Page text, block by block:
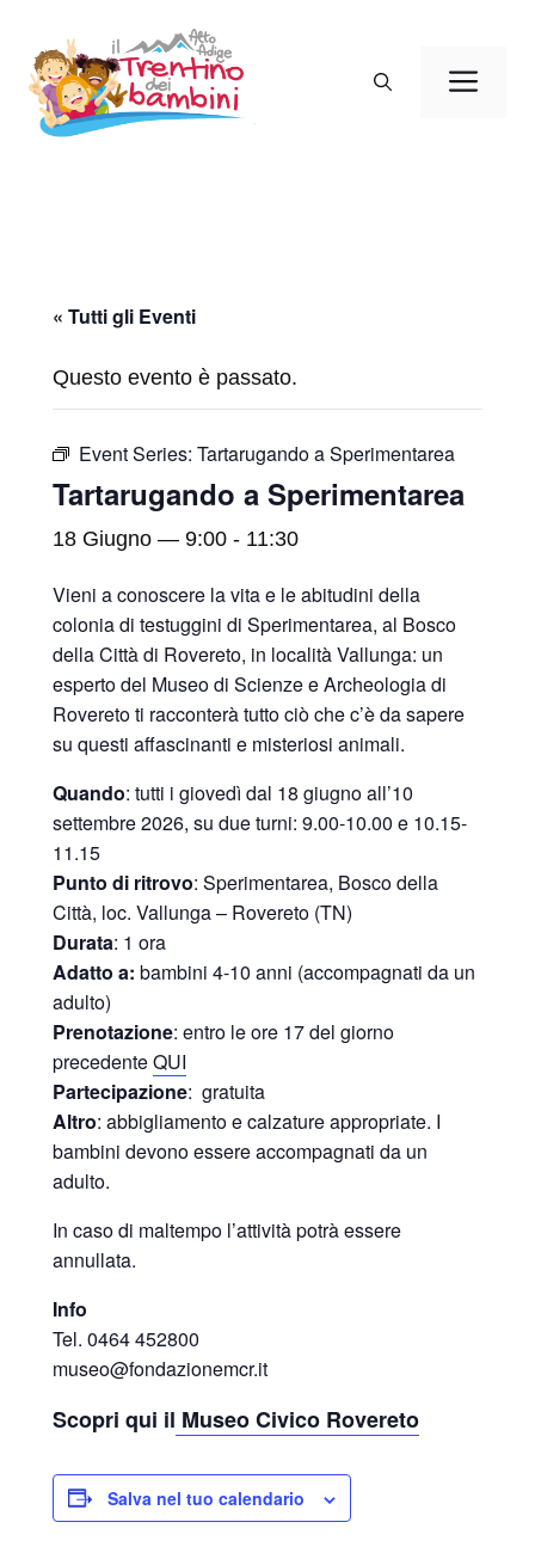
contenuto
« Tutti gli Eventi
Questo evento è passato.
Event Series: Tartarugando a Sperimentarea
Tartarugando a Sperimentarea
18 Giugno — 9:00 - 11:30
Vieni a conoscere la vita e le abitudini della
colonia di testuggini di Sperimentarea, al Bosco
della Città di Rovereto, in località Vallunga: un
esperto del Museo di Scienze e Archeologia di
Rovereto ti racconterà tutto ciò che c’è da sapere
su questi affascinanti e misteriosi animali.
Quando: tutti i giovedì dal 18 giugno all’10
settembre 2026, su due turni: 9.00-10.00 e 10.15-
11.15
Punto di ritrovo: Sperimentarea, Bosco della
Città, loc. Vallunga – Rovereto (TN)
Durata: 1 ora
Adatto a: bambini 4-10 anni (accompagnati da un
adulto)
Prenotazione: entro le ore 17 del giorno
precedenteQUI
Partecipazione: gratuita
Altro: abbigliamento e calzature appropriate. I
bambini devono essere accompagnati da un
adulto.
In caso di maltempo l’attività potrà essere
annullata.
Info
Tel. 0464 452800
museo@fondazionemcr.it
Scopri qui il Museo Civico Rovereto
Salva nel tuo calendario